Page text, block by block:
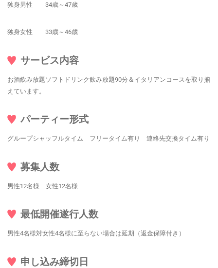
独身男性 34歳～47歳
独身女性 33歳～46歳
サービス内容
お酒飲み放題ソフトドリンク飲み放題90分＆イタリアンコースを取り揃
えています。
パーティー形式
グループシャッフルタイム フリータイム有り 連絡先交換タイム有り
募集人数
男性12名様 女性12名様
最低開催遂行人数
男性4名様対女性4名様に至らない場合は延期（返金保障付き）
申し込み締切日